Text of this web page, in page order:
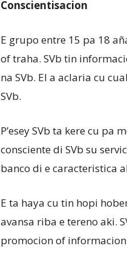
Conscientisacion
E grupo entre 15 pa 18
of traha. SVb tin
na SVb. El a aclaria cu
SVb.
P’esey SVb ta kere cu
consciente di SVb su
banco di e caracteristica
E ta haya cu tin hopi
avansa riba e tereno aki.
promocion of